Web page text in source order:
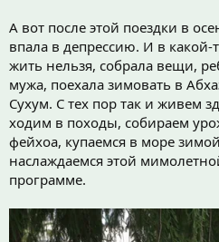
А вот после этой поездки в
впала в депрессию. И в какой-
жить нельзя, собрала вещи,
мужа, поехала зимовать в
Сухум. С тех пор так и живем
ходим в походы, собираем
фейхоа, купаемся в море
наслаждаемся этой
программе.